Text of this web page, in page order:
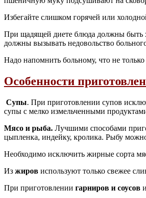
Избегайте слишком горячей или
При щадящей диете блюда должны быть
должны вызывать недовольство
Надо напомнить больному, что не
Особенности
Супы. При приготовлении супов
супы с мелко измельченными
Мясо и рыба. Лучшими способами
цыпленка, индейку, кролика. Рыбу
Необходимо исключить жирные сорта
Из жиров используют только свежее
При приготовлении гарниров и соусов